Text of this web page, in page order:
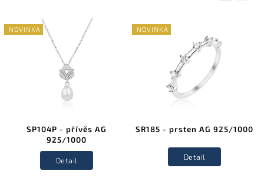
NOVINKA
SP104P - přívěs AG
925/1000
Detail
NOVINKA
SR185 - prsten AG 925/1000
Detail